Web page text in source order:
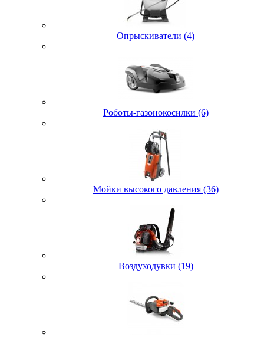
Опрыскиватели (4)
Роботы-газонокосилки (6)
Мойки высокого давления (36)
Воздуходувки (19)